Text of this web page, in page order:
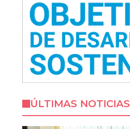
ÚLTIMAS NOTICIAS